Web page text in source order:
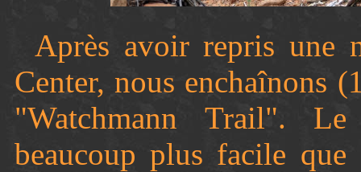
Après avoir repris une
Center, nous enchaînons
"Watchmann Trail".
beaucoup plus facile